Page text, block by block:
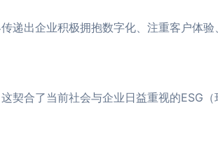
递出企业积极拥抱数字化、注重客户体验
契合了当前社会与企业日益重视的ESG